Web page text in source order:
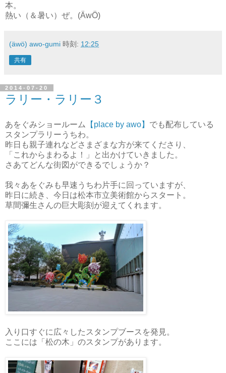
本。
熱い（＆暑い）ぜ。(ÄwÖ)
(äwö) awo-gumi 時刻: 12:25
共有
2014-07-20
ラリー・ラリー３
あをぐみショールーム 【place by awo】 でも配布している
スタンプラリーうちわ。
昨日も親子連れなどさまざまな方が来てくださり、
「これからまわるよ！」と出かけていきました。
さあてどんな街図ができるでしょうか？
我々あをぐみも早速うちわ片手に回っていますが、
昨日に続き、今日は松本市立美術館からスタート。
草間彌生さんの巨大彫刻が迎えてくれます。
入り口すぐに広々したスタンプブースを発見。
ここには「松の木」のスタンプがあります。